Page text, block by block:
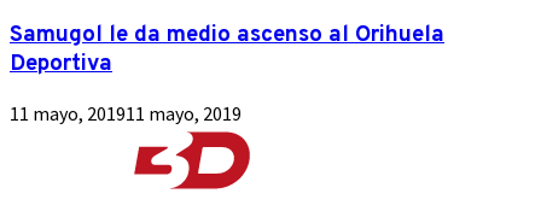
Samugol le da medio ascenso al Orihuela
Deportiva
11 mayo, 201911 mayo, 2019